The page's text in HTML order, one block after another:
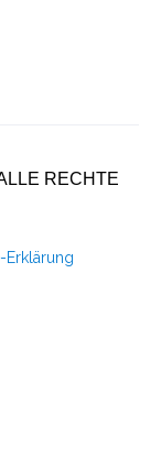
RECHTE
Erklärung